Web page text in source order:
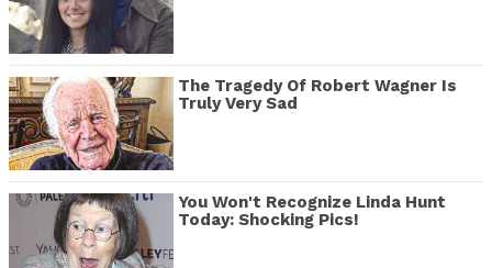
The Tragedy Of Robert Wagner Is
Truly Very Sad
You Won't Recognize Linda Hunt
Today: Shocking Pics!